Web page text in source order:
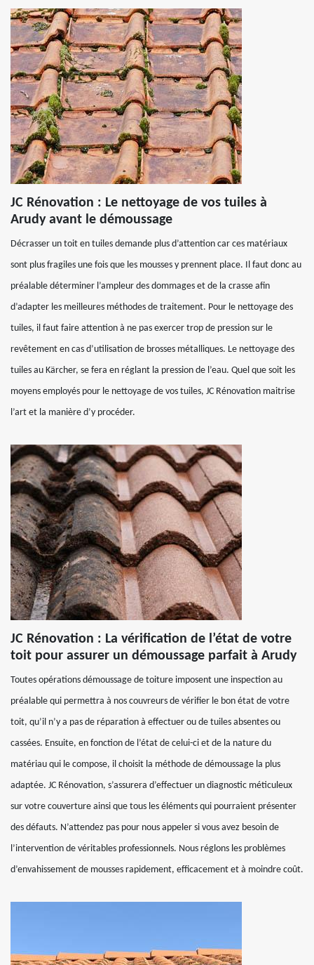
JC Rénovation : Le nettoyage de vos tuiles à
Arudy avant le démoussage
Décrasser un toit en tuiles demande plus d’attention car ces matériaux
sont plus fragiles une fois que les mousses y prennent place. Il faut donc au
préalable déterminer l’ampleur des dommages et de la crasse afin
d’adapter les meilleures méthodes de traitement. Pour le nettoyage des
tuiles, il faut faire attention à ne pas exercer trop de pression sur le
revêtement en cas d’utilisation de brosses métalliques. Le nettoyage des
tuiles au Kärcher, se fera en réglant la pression de l’eau. Quel que soit les
moyens employés pour le nettoyage de vos tuiles, JC Rénovation maitrise
l’art et la manière d’y procéder.
JC Rénovation : La vérification de l’état de votre
toit pour assurer un démoussage parfait à Arudy
Toutes opérations démoussage de toiture imposent une inspection au
préalable qui permettra à nos couvreurs de vérifier le bon état de votre
toit, qu’il n’y a pas de réparation à effectuer ou de tuiles absentes ou
cassées. Ensuite, en fonction de l’état de celui-ci et de la nature du
matériau qui le compose, il choisit la méthode de démoussage la plus
adaptée. JC Rénovation, s’assurera d’effectuer un diagnostic méticuleux
sur votre couverture ainsi que tous les éléments qui pourraient présenter
des défauts. N’attendez pas pour nous appeler si vous avez besoin de
l’intervention de véritables professionnels. Nous réglons les problèmes
d’envahissement de mousses rapidement, efficacement et à moindre coût.